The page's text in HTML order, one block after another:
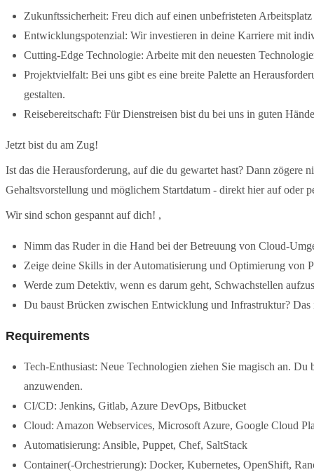
Zukunftssicherheit: Freu dich auf einen unbefristeten
Entwicklungspotenzial: Wir investieren in deine Karriere mit
Cutting-Edge Technologie: Arbeite mit den neuesten
Projektvielfalt: Bei uns gibt es eine breite Palette an
gestalten.
Reisebereitschaft: Für Dienstreisen bist du bei uns in guten
Jetzt bist du am Zug!
Ist das die Herausforderung, auf die du gewartet hast? Dann zögere
Gehaltsvorstellung und möglichem Startdatum - direkt hier auf oder
Wir sind schon gespannt auf dich! ,
Nimm das Ruder in die Hand bei der Betreuung von Cloud-
Zeige deine Skills in der Automatisierung und Optimierung von
Werde zum Detektiv, wenn es darum geht, Schwachstellen
Du baust Brücken zwischen Entwicklung und Infrastruktur?
Requirements
Tech-Enthusiast: Neue Technologien ziehen Sie magisch an.
anzuwenden.
CI/CD: Jenkins, Gitlab, Azure DevOps, Bitbucket
Cloud: Amazon Webservices, Microsoft Azure, Google Cloud
Automatisierung: Ansible, Puppet, Chef, SaltStack
Container(-Orchestrierung): Docker, Kubernetes, OpenShift,